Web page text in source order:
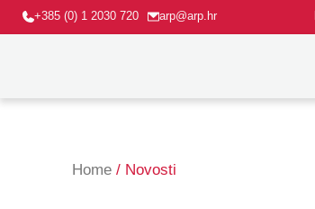
+385 (0) 1 2030 720 arp@arp.hr
Home / Novosti